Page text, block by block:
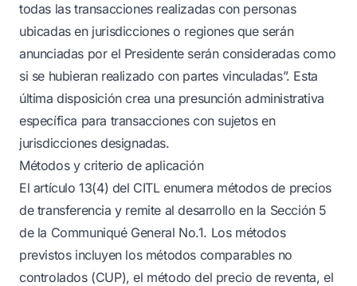
todas las transacciones realizadas con personas
ubicadas en jurisdicciones o regiones que serán
anunciadas por el Presidente serán consideradas como
si se hubieran realizado con partes vinculadas”. Esta
última disposición crea una presunción administrativa
específica para transacciones con sujetos en
jurisdicciones designadas.
Métodos y criterio de aplicación
El artículo 13(4) del CITL enumera métodos de precios
de transferencia y remite al desarrollo en la Sección 5
de la Communiqué General No.1. Los métodos
previstos incluyen los métodos comparables no
controlados (CUP), el método del precio de reventa, el